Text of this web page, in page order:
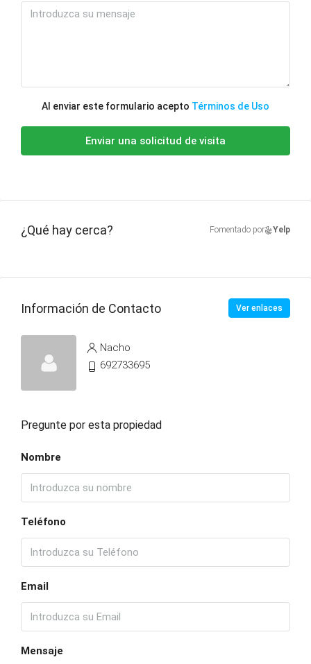
Al enviar este formulario acepto Términos de Uso
Enviar una solicitud de visita
¿Qué hay cerca? Fomentado por Yelp
Información de Contacto Ver enlaces
Nacho
692733695
Pregunte por esta propiedad
Nombre
Teléfono
Email
Mensaje